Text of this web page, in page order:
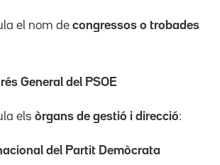
el nom de congressos o trobades
General del PSOE
els òrgans de gestió i direcció:
del Partit Demòcrata